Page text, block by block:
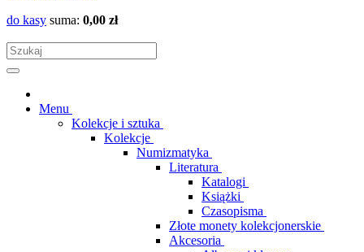
do kasy suma: 0,00 zł
Menu
Kolekcje i sztuka
Kolekcje
Numizmatyka
Literatura
Katalogi
Książki
Czasopisma
Złote monety kolekcjonerskie
Akcesoria